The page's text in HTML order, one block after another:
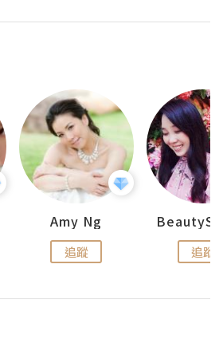
Amy Ng
追蹤 追蹤